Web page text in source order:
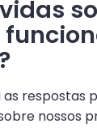
as respostas
nossos